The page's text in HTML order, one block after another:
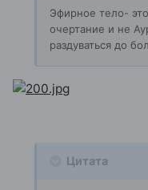
Эфирное тело-
очертание и не
раздуваться до
Цитата